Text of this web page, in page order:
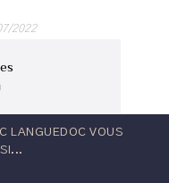
2022
LANGUEDOC VOUS